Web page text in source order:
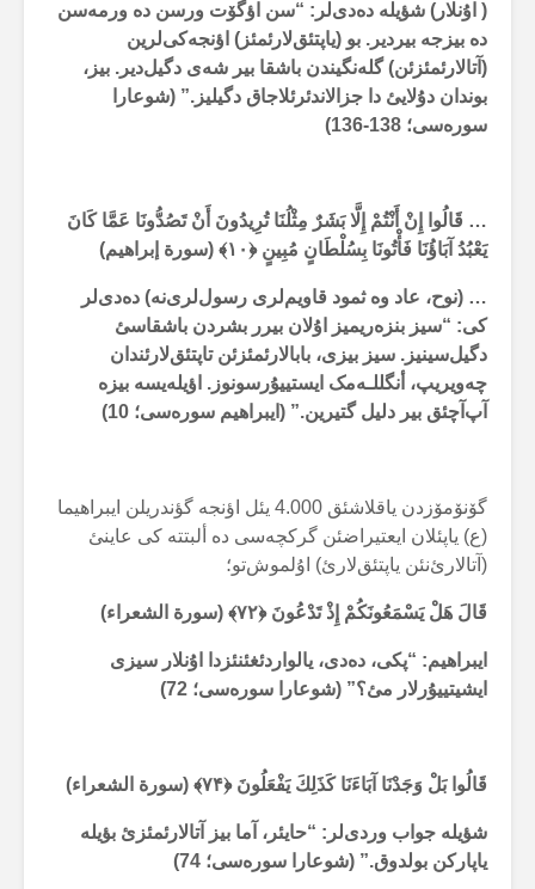
( اۇنلار) شؤیلە دەدی‌لر: “سن اؤگۆت ورسن دە ورمەسن
دە بیزجە بیردیر. بو (یاپتئق‌لارئمئز) اؤنجەکی‌لرین
(آتالارئمئزئن) گلەنگیندن باشقا بیر شەی دگیل‌دیر. بیز،
بوندان دۇلایئ دا جزالاندئرئلاجاق دگیلیز.” (شوعارا
سورەسی؛ 138-136)
… قَالُوا إِنْ أَنْتُمْ إِلَّا بَشَرٌ مِثْلُنَا تُرِيدُونَ أَنْ تَصُدُّونَا عَمَّا كَانَ
يَعْبُدُ آبَاؤُنَا فَأْتُونَا بِسُلْطَانٍ مُبِينٍ﴿۱۰﴾ (سورة إبراهیم)
… (نوح، عاد وە ثمود قاویم‌لری رسول‌لری‌نە) دەدی‌لر
کی: “سیز بنزەریمیز اۇلان بیرر بشردن باشقاسئ
دگیل‌سینیز. سیز بیزی، بابالارئمئزئن تاپتئق‌لارئندان
چەویریپ، أنگللـەمک ایستییۇرسونوز. اؤیلەیسە بیزە
آپ‌آچئق بیر دلیل گتیرین.” (ایبراهیم سورەسی؛ 10)
گۆنۆمۆزدن یاقلاشئق 4.000 یئل اؤنجە گؤندریلن ایبراهیما
(ع) یاپئلان ایعتیراضئن گرکچەسی دە ألبتتە کی عاینئ
(آتالارئ‌نئن یاپتئق‌لارئ) اۇلموش‌تو؛
قَالَ هَلْ يَسْمَعُونَكُمْ إِذْ تَدْعُونَ﴿۷۲﴾ (سورة الشعراء)
ایبراهیم: “پکی، دەدی، یالواردئغئنئزدا اۇنلار سیزی
ایشیتییۇرلار مئ؟” (شوعارا سورەسی؛ 72)
قَالُوا بَلْ وَجَدْنَا آبَاءَنَا كَذَلِكَ يَفْعَلُونَ﴿۷۴﴾ (سورة الشعراء)
شؤیلە جواب وردی‌لر: “حایئر، آما بیز آتالارئمئزئ بؤیلە
یاپارکن بولدوق.” (شوعارا سورەسی؛ 74)